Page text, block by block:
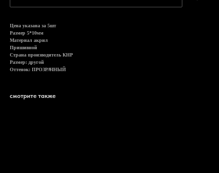
Цена указана за 5шт
Размер 5*10мм
Материал акрил
Пришивной
Страна производитель КНР
Размер: другой
Оттенок: ПРОЗРАЧНЫЙ
смотрите также